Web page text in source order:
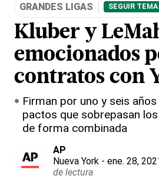
GRANDES LIGAS SEGUIR TEMA
Kluber y
emocionados
contratos con
Firman por uno y seis
pactos que sobrepasan
de forma combinada
AP
Nueva York - ene. 28,
de lectura